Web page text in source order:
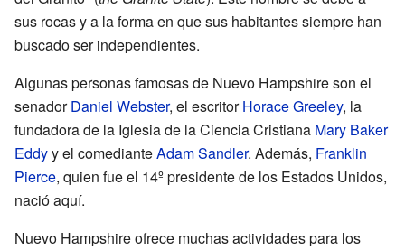
sus rocas y a la forma en que sus habitantes siempre han
buscado ser independientes.
Algunas personas famosas de Nuevo Hampshire son el
senadorDaniel Webster, el escritorHorace Greeley, la
fundadora de la Iglesia de la Ciencia Cristiana Mary Baker
Eddyy el comedianteAdam Sandler. Además, Franklin
Pierce, quien fue el 14º presidente de los Estados Unidos,
nació aquí.
Nuevo Hampshire ofrece muchas actividades para los